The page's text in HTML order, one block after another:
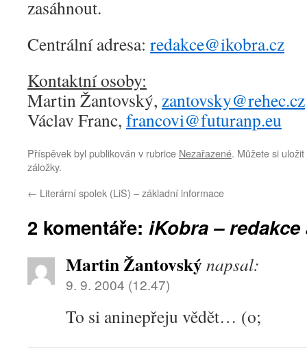
zasáhnout.
Centrální adresa: redakce@ikobra.cz
Kontaktní osoby:
Martin Žantovský, zantovsky@rehec.cz
Václav Franc, francovi@futuranp.eu
Příspěvek byl publikován v rubrice Nezařazené. Můžete si
záložky.
← Literární spolek (LiS) – základní informace
2 komentáře: iKobra –
Martin Žantovskýnapsal:
9. 9. 2004 (12.47)
To si aninepřeju vědět… (o;